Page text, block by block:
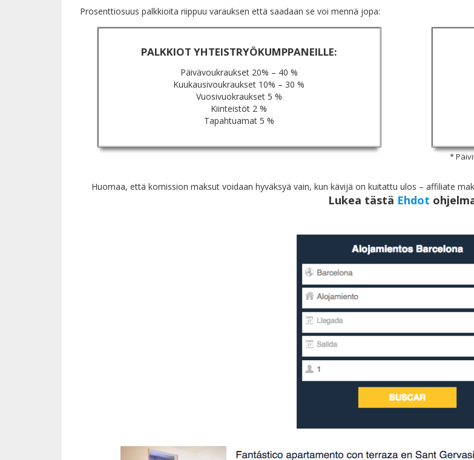
Prosenttiosuus palkkioita riippuu varauksen että saadaan se voi mennä jopa:
PALKKIOT YHTEISTRYÖKUMPPANEILLE:
Päivävoukraukset 20% – 40 %
Kuukausivoukraukset 10% – 30 %
Vuosivuokraukset 5 %
Kiinteistöt 2 %
Tapahtuamat 5 %
*
Huomaa, että komission maksut voidaan hyväksyä vain, kun kävijä on kuitattu ulos – affiliate
Lukea tästä Ehdot